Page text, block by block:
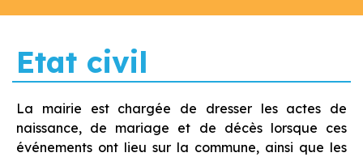
Etat civil
La mairie est chargée de dresser les actes de
naissance, de mariage et de décès lorsque ces
événements ont lieu sur la commune, ainsi que les